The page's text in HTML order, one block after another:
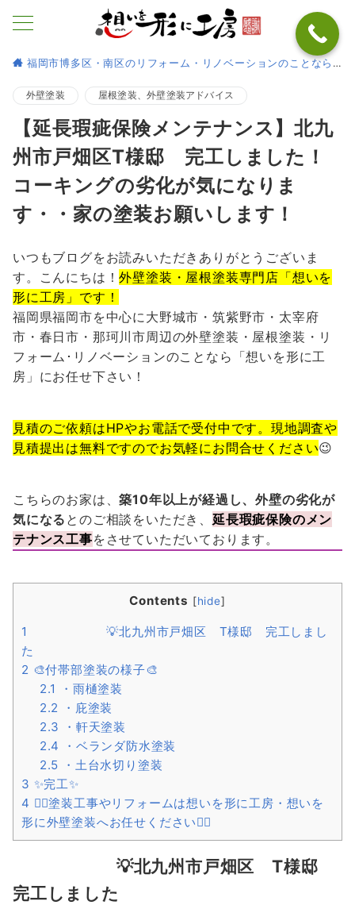
福岡市博多区・南区のリフォーム・リノベーションのことなら
外壁塗装 屋根塗装、外壁塗装アドバイス
【延長瑕疵保険メンテナンス】北九
州市戸畑区T様邸 完工しました！
コーキングの劣化が気になりま
す・・家の塗装お願いします！
いつもブログをお読みいただきありがとうございま
す。こんにちは！外壁塗装・屋根塗装専門店「想いを
形に工房」です！
福岡県福岡市を中心に大野城市・筑紫野市・太宰府
市・春日市・那珂川市周辺の外壁塗装・屋根塗装・リ
フォーム･リノベーションのことなら「想いを形に工
房」にお任せ下さい！
見積のご依頼はHPやお電話で受付中です。現地調査や
見積提出は無料ですのでお気軽にお問合せください😉
こちらのお家は、築10年以上が経過し、外壁の劣化が
気になる とのご相談をいただき、延長瑕疵保険のメン
テナンス工事をさせていただいております。
Contents [hide]
1
💡北九州市戸畑区 T様邸 完工しまし
た
2 🎨付帯部塗装の様子🎨
2.1
・雨樋塗装
2.2
・庇塗装
2.3
・軒天塗装
2.4
・ベランダ防水塗装
2.5 ・土台水切り塗装
3 ✨完工✨
4 👍🏻塗装工事やリフォームは想いを形に工房・想いを
形に外壁塗装へお任せください👍🏻
💡北九州市戸畑区 T様邸
完工しました